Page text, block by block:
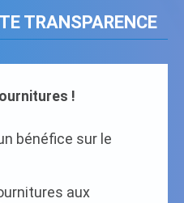
TRANSPARENCE
!
bénéfice sur le
aux